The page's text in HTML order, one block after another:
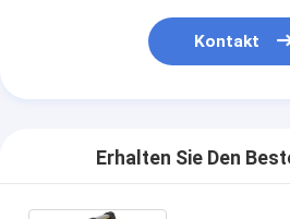
Kontakt
Erhalten Sie Den